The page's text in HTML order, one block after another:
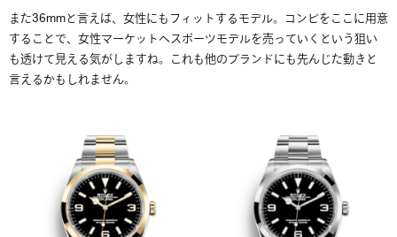
また36mmと言えば、女性にもフィットするモデル。コンビをここに用意
することで、女性マーケットへスポーツモデルを売っていくという狙い
も透けて見える気がしますね。これも他のブランドにも先んじた動きと
言えるかもしれません。